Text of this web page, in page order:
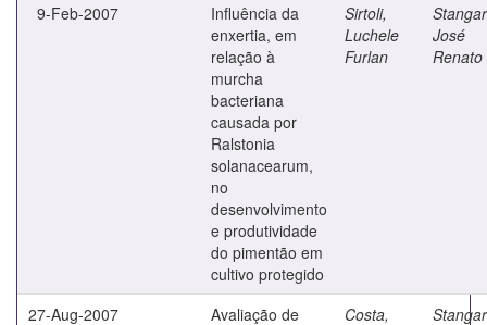
9-Feb-2007
Influência da
enxertia, em
relação à
murcha
bacteriana
causada por
Ralstonia
solanacearum,
no
desenvolvimento
e produtividade
do pimentão em
cultivo protegido
Sirtoli,
Luchele
Furlan
José
Renato
27-Aug-2007
Avaliação de
Costa,